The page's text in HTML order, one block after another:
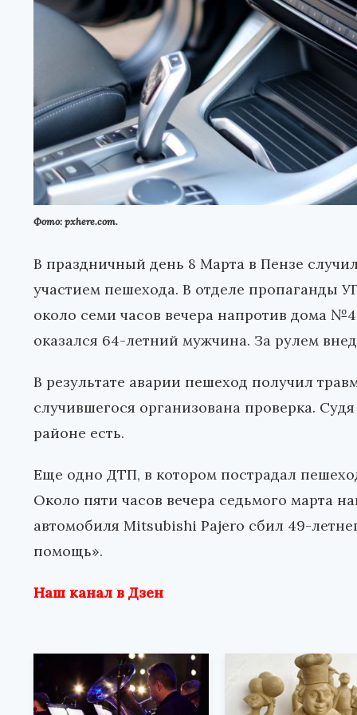
Фото: pxhere.com.
В праздничный день 8 Марта в Пензе
участием пешехода. В отделе пропаганды
около семи часов вечера напротив дома
оказался 64-летний мужчина. За рулем
В результате аварии пешеход получил
случившегося организована проверка.
районе есть.
Еще одно ДТП, в котором пострадал
Около пяти часов вечера седьмого марта
автомобиля Mitsubishi Pajero сбил 49-
помощь».
Наш канал в Дзен